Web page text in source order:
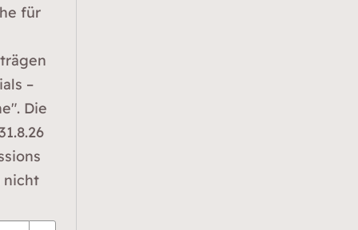
für
–
Die
nicht